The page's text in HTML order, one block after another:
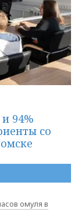
94%
со
омуля в